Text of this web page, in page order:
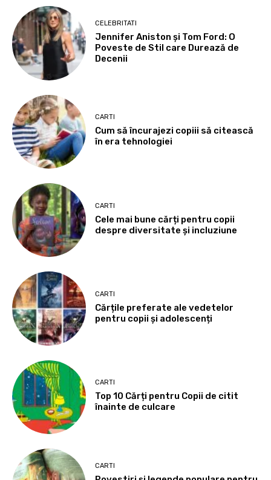
CELEBRITATI
Jennifer Aniston și Tom Ford: O
Poveste de Stil care Durează de
Decenii
CARTI
Cum să încurajezi copiii să citească
în era tehnologiei
CARTI
Cele mai bune cărți pentru copii
despre diversitate și incluziune
CARTI
Cărțile preferate ale vedetelor
pentru copii și adolescenți
CARTI
Top 10 Cărți pentru Copii de citit
înainte de culcare
CARTI